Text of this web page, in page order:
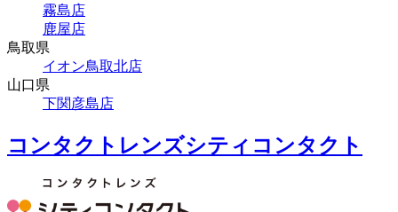
霧島店
鹿屋店
鳥取県
イオン鳥取北店
山口県
下関彦島店
コンタクトレンズシティコンタクト